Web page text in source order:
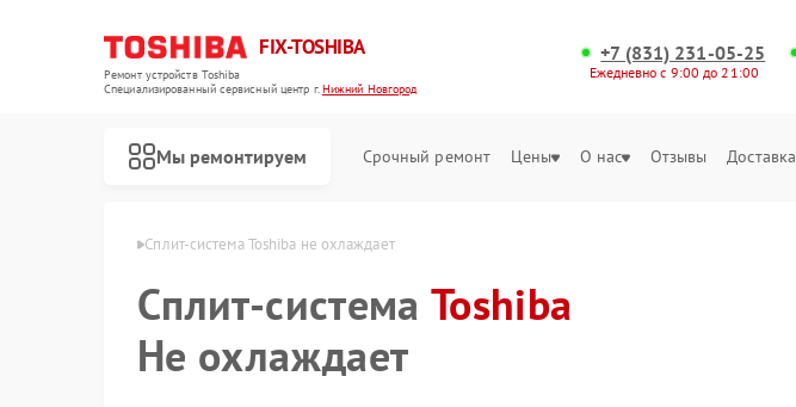
FIX-TOSHIBA
Ремонт устройств Toshiba
Специализированный cервисный центр г.Нижний Новгород
+7 (831) 231-05-25
Ежедневно с 9:00 до 21:00
Мы ремонтируем Срочный ремонт Цены О нас Отзывы Доставка
Нижнем Новгороде Сплит-система Toshiba не охлаждает
Сплит-системаToshiba
Не охлаждает